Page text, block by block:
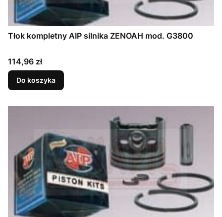
Tłok kompletny AIP silnika ZENOAH mod. G3800
Cena
114,96 zł
Do koszyka